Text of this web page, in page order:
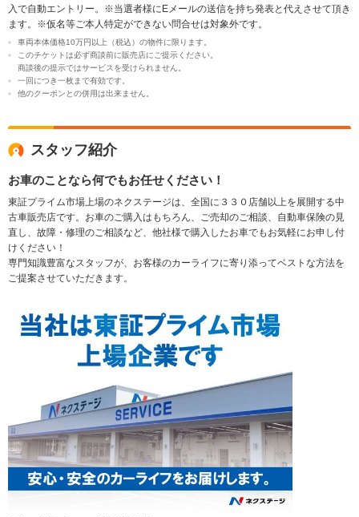
入で自動エントリー。※当選者様にEメールの送信を持ち発表と代えさせて頂き
ます。※仮名等ご本人特定ができない問合せは対象外です。
車両本体価格10万円以上（税込）の物件に限ります。
このチケットは必ず商談前に販売店にご提示ください。
商談後の提示ではサービスを受けられません。
一回につき一枚まで有効です。
他のクーポンとの併用は出来ません。
スタッフ紹介
お車のことなら何でもお任せください！
東証プライム市場上場のネクステージは、全国に３３０店舗以上を展開する中
古車販売店です。お車のご購入はもちろん、ご売却のご相談、自動車保険の見
直し、故障・修理のご相談など、他社様で購入したお車でもお気軽にお申し付
けください！
専門知識豊富なスタッフが、お客様のカーライフに寄り添ってベストな方法を
ご提案させていただきます。